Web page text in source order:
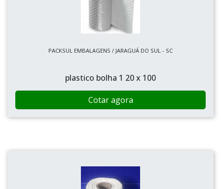
PACKSUL EMBALAGENS / JARAGUÁ DO SUL - SC
plastico bolha 1 20 x 100
Cotar agora